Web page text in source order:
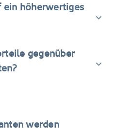
ein höherwertiges
gegenüber
werden